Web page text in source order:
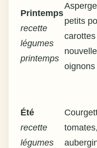
Printemps
recette
légumes
printemps
petits
carottes
oignons
Été
recette
légumes
tomates,